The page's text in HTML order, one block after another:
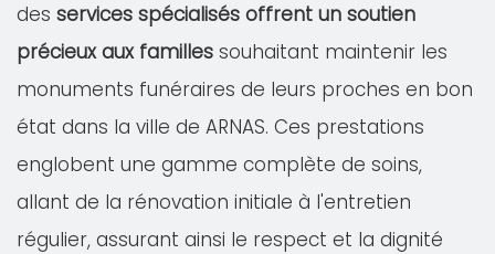
des services spécialisés offrent un soutien
précieux aux familles souhaitant maintenir les
monuments funéraires de leurs proches en bon
état dans la ville de ARNAS. Ces prestations
englobent une gamme complète de soins,
allant de la rénovation initiale à l'entretien
régulier, assurant ainsi le respect et la dignité